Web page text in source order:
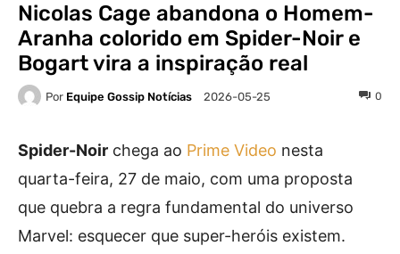
Nicolas Cage abandona o Homem-
Aranha colorido em Spider-Noir e
Bogart vira a inspiração real
Por Equipe Gossip Notícias 2026-05-25 0
Spider-Noir chega ao Prime Video nesta
quarta-feira, 27 de maio, com uma proposta
que quebra a regra fundamental do universo
Marvel: esquecer que super-heróis existem.